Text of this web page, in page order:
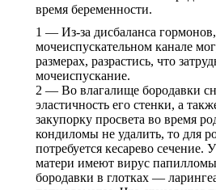
время беременности.
1 — Из-за дисбаланса
мочеиспускательном канале
размерах, разрастись, что
мочеиспускание.
2 — Во влагалище бородавки
эластичность его стенки, а
закупорку просвета во время
кондиломы не удалить, то для
потребуется кесарево сечение.
матери имеют вирус
бородавки в глотках —